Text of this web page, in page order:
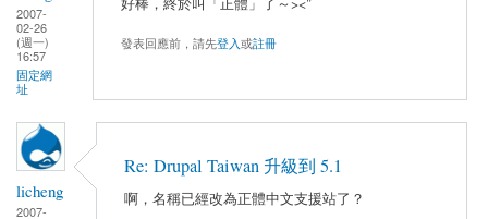
2007-
02-26
(週一)
16:57
固定網
址
發表回應前，請先登入或註冊
licheng
2007-
Re: Drupal Taiwan 升級到 5.1
啊，名稱已經改為正體中文支援站了？